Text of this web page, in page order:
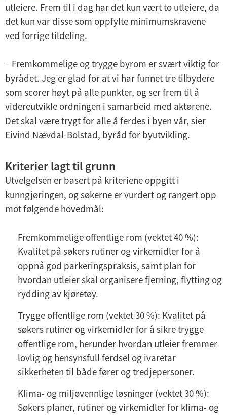
utleiere. Frem til i dag har det kun vært to utleiere, da
det kun var disse som oppfylte minimumskravene
ved forrige tildeling.
– Fremkommelige og trygge byrom er svært viktig for
byrådet. Jeg er glad for at vi har funnet tre tilbydere
som scorer høyt på alle punkter, og ser frem til å
videreutvikle ordningen i samarbeid med aktørene.
Det skal være trygt for alle å ferdes i byen vår, sier
Eivind Nævdal-Bolstad, byråd for byutvikling.
Kriterier lagt til grunn
Utvelgelsen er basert på kriteriene oppgitt i
kunngjøringen, og søkerne er vurdert og rangert opp
mot følgende hovedmål:
Fremkommelige offentlige rom (vektet 40 %):
Kvalitet på søkers rutiner og virkemidler for å
oppnå god parkeringspraksis, samt plan for
hvordan utleier skal organisere fjerning, flytting og
rydding av kjøretøy.
Trygge offentlige rom (vektet 30 %): Kvalitet på
søkers rutiner og virkemidler for å sikre trygge
offentlige rom, herunder hvordan utleier fremmer
lovlig og hensynsfull ferdsel og ivaretar
sikkerheten til både fører og tredjepersoner.
Klima- og miljøvennlige løsninger (vektet 30 %):
Søkers planer, rutiner og virkemidler for klima- og